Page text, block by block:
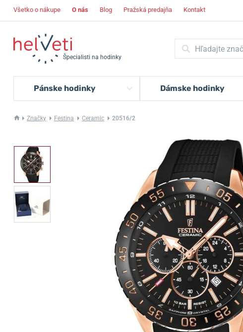
Všetko o nákupe O nás Blog Pražská predajňa Kontakt
Špecialisti na hodinky
Pánske hodinky Dámske hodinky
Značky Festina Ceramic 20516/2